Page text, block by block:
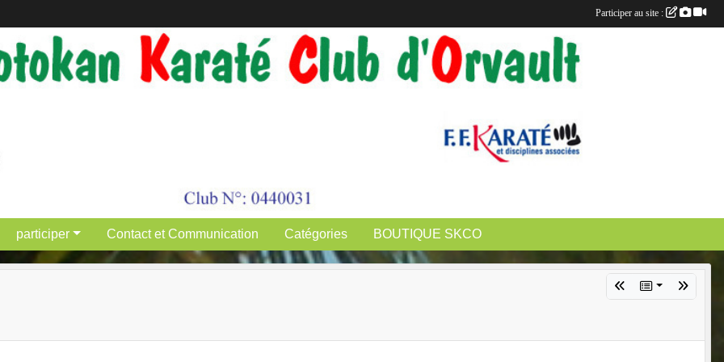
participer Contact et Communication Catégories BOUTIQUE SKCO
Participer au site :